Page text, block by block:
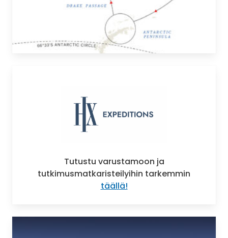
Tutustu varustamoon ja
tutkimusmatkaristeilyihin tarkemmin
täällä!